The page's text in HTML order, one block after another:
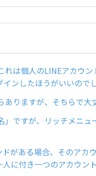
れは個人のLINEアカウ
ンしたほうがいいので
りますが、そちらで大
」ですが、リッチメニ
がある場合、そのアカ
に付き一つのアカウン